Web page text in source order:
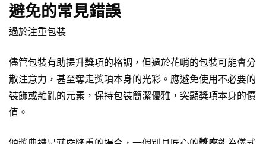
避免的常見錯誤
過於注重包裝
儘管包裝有助提升獎項的格調，但過於花哨的包裝可能會分
散注意力，甚至奪走獎項本身的光彩。應避免使用不必要的
裝飾或雜亂的元素，保持包裝簡潔優雅，突顯獎項本身的價
值。